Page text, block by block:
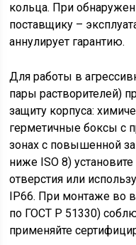
кольца. При
поставщику –
аннулирует гарантию.
Для работы в
пары растворителей)
защиту корпуса:
герметичные боксы с
зонах с повышенной
ниже ISO 8)
отверстия или
IP66. При монтаже во
по ГОСТ Р 51330)
применяйте